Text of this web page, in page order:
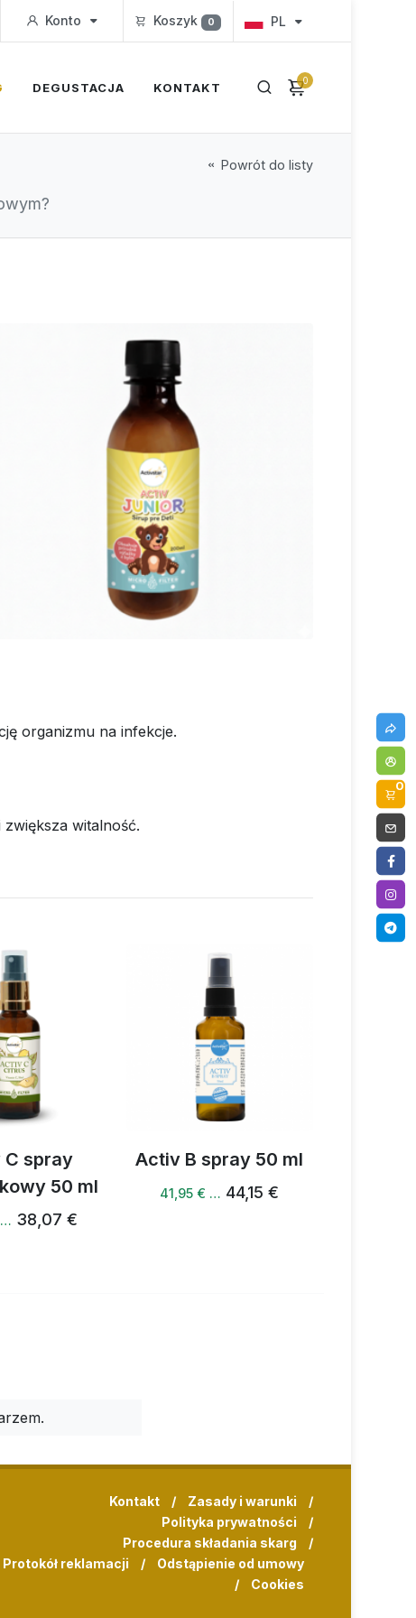
Konto Koszyk 0 PL
0
DEGUSTACJA KONTAKT
Powrót do listy
organizmu na infekcje.
witalność.
spray
50 ml
… 38,07 €
Activ B spray 50 ml
41,95 € … 44,15 €
Kontakt / Zasady i warunki
/
Polityka prywatności
/
Procedura składania skarg
/
Protokół reklamacji
/
Odstąpienie od umowy
/
Cookies
0